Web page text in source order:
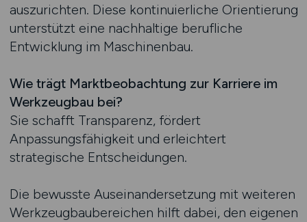
auszurichten. Diese kontinuierliche Orientierung
unterstützt eine nachhaltige berufliche
Entwicklung im Maschinenbau.
Wie trägt Marktbeobachtung zur Karriere im
Werkzeugbau bei?
Sie schafft Transparenz, fördert
Anpassungsfähigkeit und erleichtert
strategische Entscheidungen.
Die bewusste Auseinandersetzung mit weiteren
Werkzeugbaubereichen hilft dabei, den eigenen